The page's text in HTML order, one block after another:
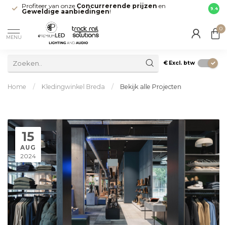
Profiteer van onze Concurrerende prijzen en
Geweldige aanbiedingen! direct
9.4
MENU
0
€ Excl. btw
Home / Kledingwinkel Breda / Bekijk alle Projecten
15
AUG
2024